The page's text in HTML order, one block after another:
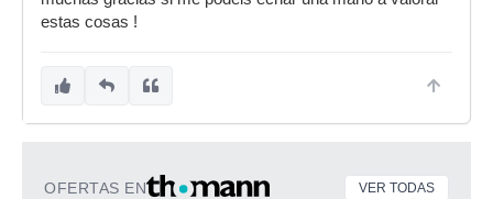
estas cosas !
OFERTAS EN VER TODAS